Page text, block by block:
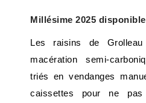
Millésime 2025
Les raisins de
macération semi-
triés en vendanges
caissettes pour ne